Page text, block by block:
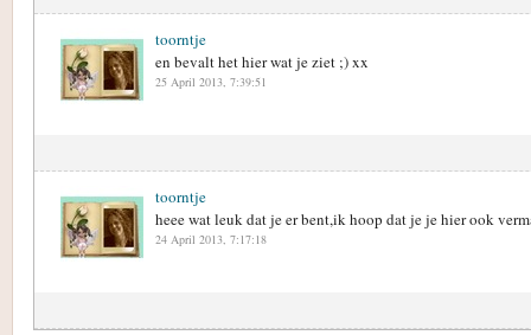
toorntje
en bevalt het hier wat je ziet ;) xx
25 April 2013, 7:39:51
toorntje
heee wat leuk dat je er bent,ik hoop dat je je hier ook
24 April 2013, 7:17:18